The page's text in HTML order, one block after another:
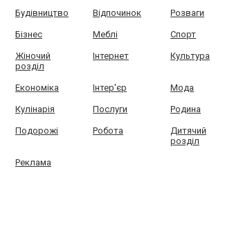
Будівництво Відпочинок Розваги
Бізнес Меблі Спорт
Жіночий
розділ
Інтернет Культура
Економіка Інтер'єр Мода
Кулінарія Послуги Родина
Подорожі Робота
Дитячий
розділ
Реклама